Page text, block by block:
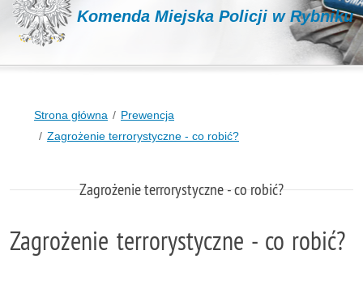
Komenda Miejska Policji w Rybniku
Strona główna
Prewencja
Zagrożenie terrorystyczne - co robić?
Zagrożenie terrorystyczne - co robić?
Zagrożenie terrorystyczne - co robić?